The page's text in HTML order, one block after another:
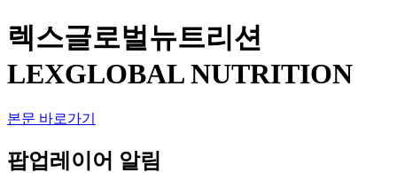
렉스글로벌뉴트리션
LEXGLOBAL NUTRITION
본문 바로가기
팝업레이어 알림